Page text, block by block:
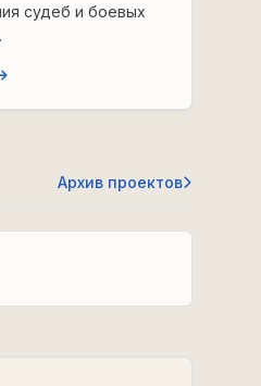
судеб и боевых
Архив проектов